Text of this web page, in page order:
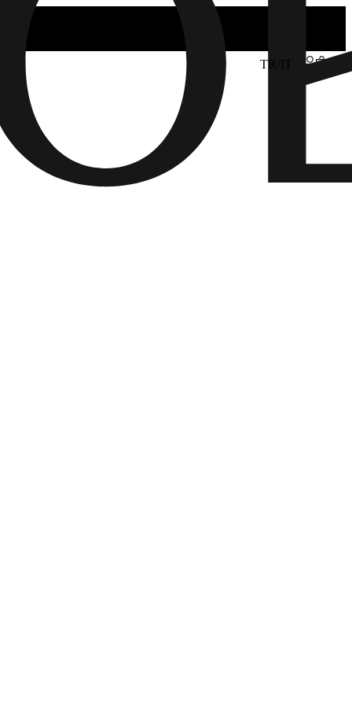
TR/IT